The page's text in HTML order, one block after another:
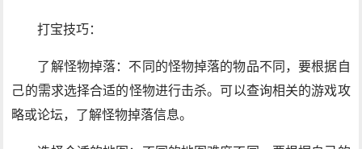
打宝技巧：
了解怪物掉落：不同的怪物掉落的物品不同，要根据自
己的需求选择合适的怪物进行击杀。可以查询相关的游戏攻
略或论坛，了解怪物掉落信息。